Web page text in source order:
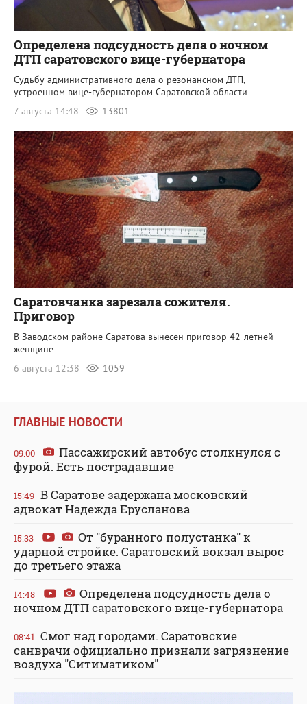
Определена подсудность дела о ночном
ДТП саратовского вице-губернатора
Судьбу административного дела о резонансном ДТП,
устроенном вице-губернатором Саратовской области
7 августа 14:48
13801
Саратовчанка зарезала сожителя.
Приговор
В Заводском районе Саратова вынесен приговор 42-летней
женщине
6 августа 12:38
1059
ГЛАВНЫЕ НОВОСТИ
09:00
Пассажирский автобус столкнулся с
фурой. Есть пострадавшие
15:49 В Саратове задержана московский
адвокат Надежда Ерусланова
15:33
От "буранного полустанка" к
ударной стройке. Саратовский вокзал вырос
до третьего этажа
14:48
Определена подсудность дела о
ночном ДТП саратовского вице-губернатора
08:41 Смог над городами. Саратовские
санврачи официально признали загрязнение
воздуха "Ситиматиком"